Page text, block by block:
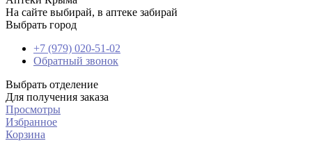
На сайте выбирай, в аптеке забирай
Выбрать город
+7 (979) 020-51-02
Обратный звонок
Выбрать отделение
Для получения заказа
Просмотры
Избранное
Корзина